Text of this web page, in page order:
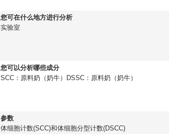
您可在什么地方进行分析
实验室
您可以分析哪些成分
SCC：原料奶（奶牛）DSSC：原料奶（奶牛）
参数
体细胞计数(SCC)和体细胞分型计数(DSCC)